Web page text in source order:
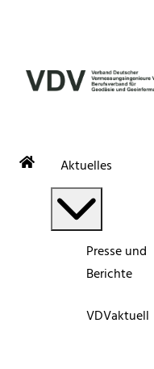
Aktuelles
Presse und
Berichte
VDVaktuell